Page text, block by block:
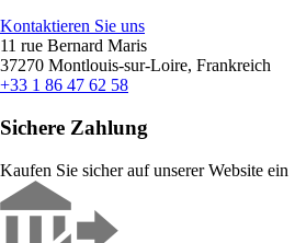
Kontaktieren Sie uns
11 rue Bernard Maris
37270 Montlouis-sur-Loire, Frankreich
+33 1 86 47 62 58
Sichere Zahlung
Kaufen Sie sicher auf unserer Website ein